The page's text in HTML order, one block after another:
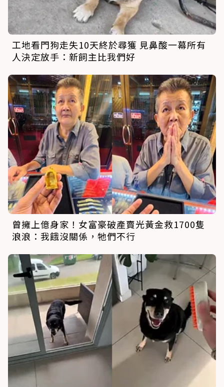
工地看門狗走失10天終於尋獲 見鼻酸一幕所有
人決定放手：新飼主比我們好
曾擁上億身家！女富豪破產賣光黃金救1700隻
浪浪：我餓沒關係，牠們不行